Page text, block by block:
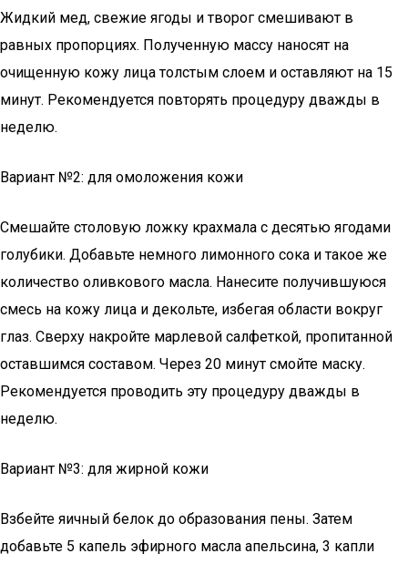
Жидкий мед, свежие ягоды и творог смешивают в
равных пропорциях. Полученную массу наносят на
очищенную кожу лица толстым слоем и оставляют на 15
минут. Рекомендуется повторять процедуру дважды в
неделю.
Вариант №2: для омоложения кожи
Смешайте столовую ложку крахмала с десятью ягодами
голубики. Добавьте немного лимонного сока и такое же
количество оливкового масла. Нанесите получившуюся
смесь на кожу лица и декольте, избегая области вокруг
глаз. Сверху накройте марлевой салфеткой, пропитанной
оставшимся составом. Через 20 минут смойте маску.
Рекомендуется проводить эту процедуру дважды в
неделю.
Вариант №3: для жирной кожи
Взбейте яичный белок до образования пены. Затем
добавьте 5 капель эфирного масла апельсина, 3 капли